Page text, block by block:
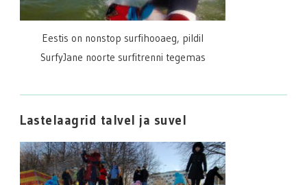
Eestis on nonstop surfihooaeg, pildil
SurfyJane noorte surfitrenni tegemas
Lastelaagrid talvel ja suvel